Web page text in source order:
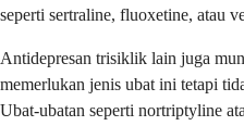
seperti sertraline, fluoxetine, atau
Antidepresan trisiklik lain juga
memerlukan jenis ubat ini tetapi
Ubat-ubatan seperti nortriptyline